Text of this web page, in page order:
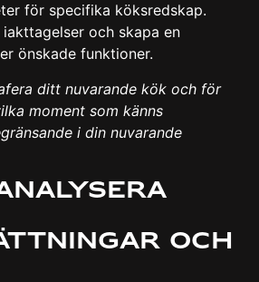
för specifika köksredskap.
och skapa en
önskade funktioner.
ditt nuvarande kök och för
moment som känns
i din nuvarande
och